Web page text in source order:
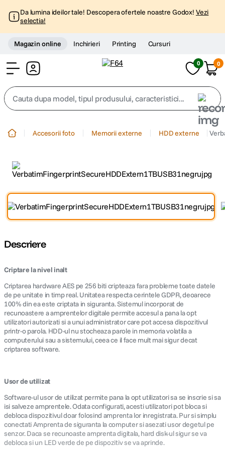
Da lumina ideilor tale! Descopera ofertele noastre Godox! Vezi
selectia!
Magazin online Inchirieri Printing Cursuri
0 0
Cauta dupa model, tipul produsului, caracteristici...
2. trepied
4. peak design
5. canon sx740 hs
6. lavaliera
7. ulanzi
8 . godox
9. card memorie
Accesorii foto Memorii externe HDD externe
Descriere
Criptare la nivel inalt
Criptarea hardware AES pe 256 biti cripteaza fara probleme toate datele
de pe unitate in timp real. Unitatea respecta cerintele GDPR, deoarece
100% din ea este criptata in siguranta. Sistemul incorporat de
recunoastere a amprentelor digitale permite accesul a pana la opt
utilizatori autorizati si a unui administrator care pot accesa dispozitivul
printr-o parola. HDD-ul nu stocheaza parole in memoria volatila a
computerului sau a sistemului, ceea ce il face mult mai sigur decat
criptarea software.
Usor de utilizat
Software-ul usor de utilizat permite pana la opt utilizatori sa se inscrie si sa
isi salveze amprentele. Odata configurati, acesti utilizatori pot bloca si
debloca dispozitivul doar folosind amprenta lor inregistrata. Pur si simplu
conectati Amprenta de siguranta la computer si asezati usor degetul pe
senzor. Daca se recunoaste amprenta digitala, hard disk-ul sigur se va
debloca si un LED verde de pe dispozitiv se va aprinde.